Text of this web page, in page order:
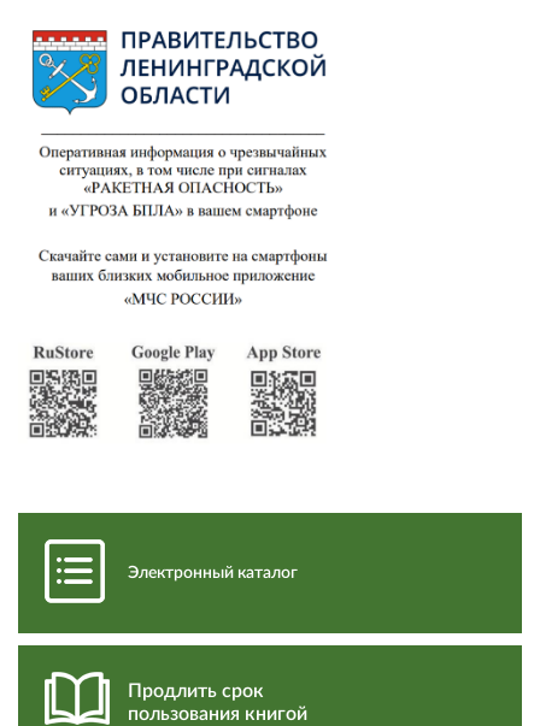
Электронный каталог
Продлить срок
пользования книгой